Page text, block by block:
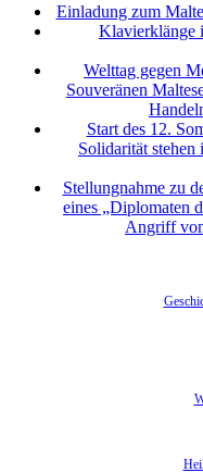
Einladung zum
Klavierklänge
Welttag gegen
Souveränen
Start des 12.
Solidarität stehen
Stellungnahme zu
eines „Diplomaten
Angriff